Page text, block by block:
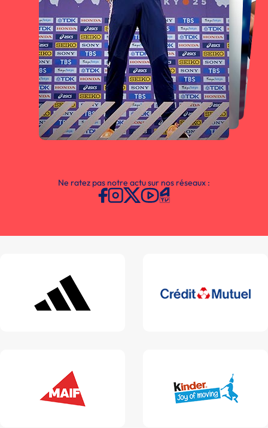
Ne ratez pas notre actu sur nos réseaux :